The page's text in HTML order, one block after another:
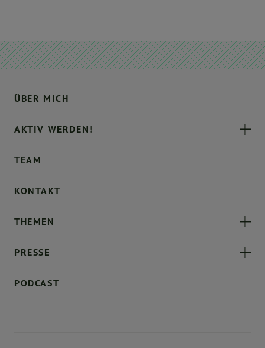
ÜBER MICH
AKTIV WERDEN!
TEAM
KONTAKT
THEMEN
PRESSE
PODCAST